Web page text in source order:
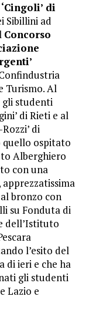
di
Sibillini ad
Concorso
Turismo. Al
gli studenti
di Rieti e al
di
quello ospitato
Alberghiero
con una
bronzo con
su Fonduta di
dell’Istituto
l’esito del
di ieri e che ha
gli studenti
Lazio e